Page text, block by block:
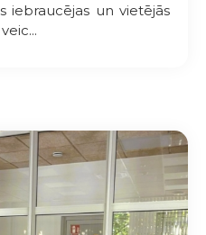
iebraucējas un vietējās